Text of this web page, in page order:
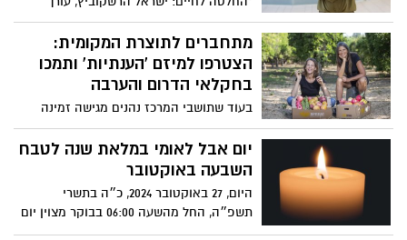
הסדרניות, המועסקות כיום על ידי הספקים,
באתר אשדודס (מבית אשדוד נט) ואחראי
תחום תקשורת חרדית בביה"ח הציבורי
אסותא אשדוד, בן 47 ואב לשישה, התגייס
לצה"ל לאחר שנחשף לסיפור נפילת בנו של
רא"ל במיל' אייזנקוט"
מתחברים לתוצרת המקומית:
הצטרפו למיזם 'הענתיות' ותמכו
בחקלאי הדרום והערבה
בעוד שתושבי המרכז נהנים מגישה זמינה
לתוצרת טרייה, תושבי הדרום והערבה לוקחים
יוזמה ומנגישים תוצרת חקלאית איכותית
היישר מהמשקים המקומיים – צעד שמחזק
את החקלאות הישראלית ומבטא סולידריות
בתקופה מאתגרת. כעת, בעזרתם של
התושבים עצמם ובשיתוף מיזם 'הענתיות'
יום אבל לאומי במלאת שנה לטבח
השבעה באוקטובר
היום, 27 באוקטובר 2024, כ״ה בתשרי
תשפ״ה, החל מהשעה 06:00 בבוקר מצוין יום
האבל הלאומי במלאת שנה לטבח הנוראי